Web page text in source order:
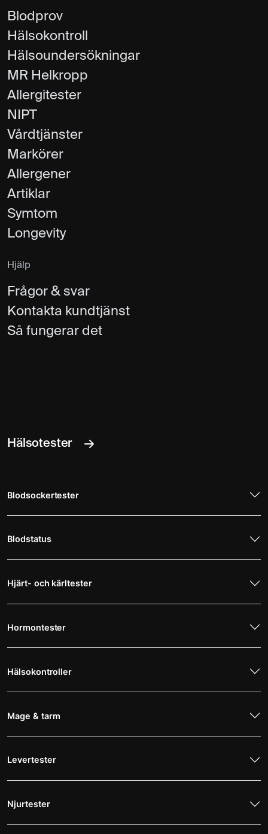
Blodprov
Hälsokontroll
Hälsoundersökningar
MR Helkropp
Allergitester
NIPT
Vårdtjänster
Markörer
Allergener
Artiklar
Symtom
Longevity
Hjälp
Frågor & svar
Kontakta kundtjänst
Så fungerar det
Hälsotester
Blodsockertester
Blodstatus
Hjärt- och kärltester
Hormontester
Hälsokontroller
Mage & tarm
Levertester
Njurtester